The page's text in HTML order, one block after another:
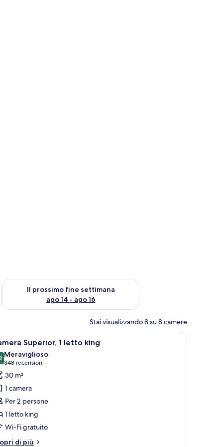
ago 7 - ago 9
Il prossimo fine settimana
ago 14 - ago 16
Verifica la disponibilità per il prossimo fine settimana, ago 14
Stai visualizzando 8 su 8 camere
finestra con tende.
una cassaforte in camera Camera d'albergo con un letto grande, una
13 Superior, 1 letto king
su 10
Meraviglioso
348 recensioni
(348
recensioni)
30 m²
1 camera
Per 2 persone
1 letto king
Wi-Fi gratuito
di più